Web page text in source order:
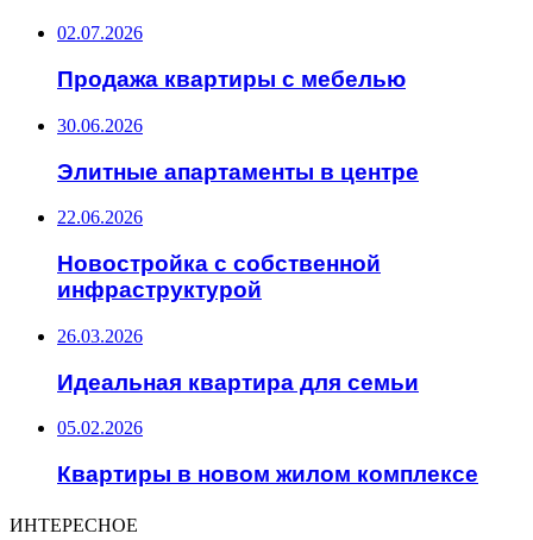
02.07.2026
Продажа квартиры с мебелью
30.06.2026
Элитные апартаменты в центре
22.06.2026
Новостройка с собственной
инфраструктурой
26.03.2026
Идеальная квартира для семьи
05.02.2026
Квартиры в новом жилом комплексе
ИНТЕРЕСНОЕ